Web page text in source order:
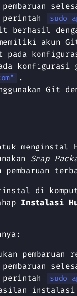
perintah
sudo
memiliki akun
pada
"
.
Git
menginstal
Snap
pembaruan
di
Instalasi
perintah
sudo
instalasi